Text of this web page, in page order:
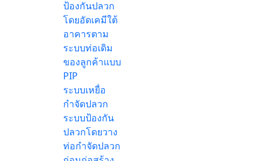
ป้องกันปลวก
โดยอัดเคมีใต้
อาคารตาม
ระบบท่อเดิม
ของลูกค้าแบบ
PIP
ระบบเหยื่อ
กำจัดปลวก
ระบบป้องกัน
ปลวกโดยวาง
ท่อกำจัดปลวก